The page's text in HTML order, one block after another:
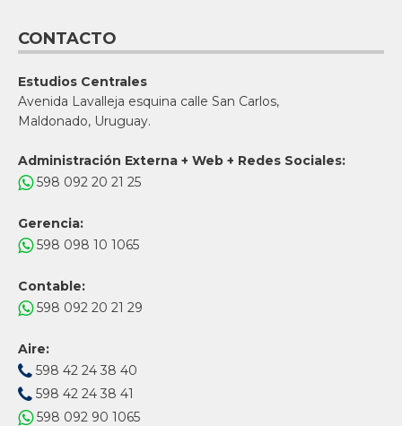
CONTACTO
Estudios Centrales
Avenida Lavalleja esquina calle San Carlos,
Maldonado, Uruguay.
Administración Externa + Web + Redes Sociales:
598 092 20 21 25
Gerencia:
598 098 10 1065
Contable:
598 092 20 21 29
Aire:
598 42 24 38 40
598 42 24 38 41
598 092 90 1065